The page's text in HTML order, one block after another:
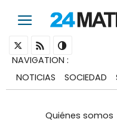
NAVIGATION :
NOTICIAS
SOCIEDAD
Quiénes somos